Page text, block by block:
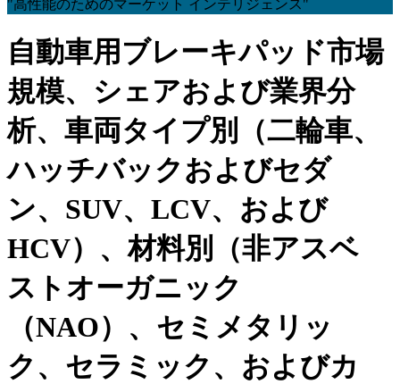
"高性能のためのマーケット インテリジェンス"
自動車用ブレーキパッド市場
規模、シェアおよび業界分
析、車両タイプ別（二輪車、
ハッチバックおよびセダ
ン、SUV、LCV、および
HCV）、材料別（非アスベ
ストオーガニック
（NAO）、セミメタリッ
ク、セラミック、およびカ